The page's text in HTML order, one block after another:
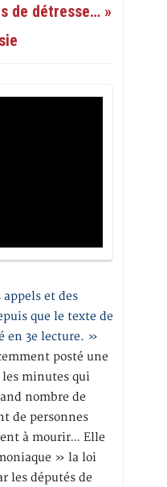
de détresse… »
appels et des
que le texte de
en 3e lecture. »
posté une
minutes qui
nombre de
de personnes
à mourir… Elle
» la loi
les députés de